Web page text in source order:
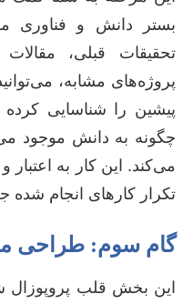
بستر دانش و فناوری
تحقیقات قبلی،
پروژه‌های مشابه،
پیشین را شناسایی
چگونه به دانش موجود
می‌کند. این کار به اعتبار
تکرار کارهای انجام شده
گام سوم: طراحی
این بخش قلب